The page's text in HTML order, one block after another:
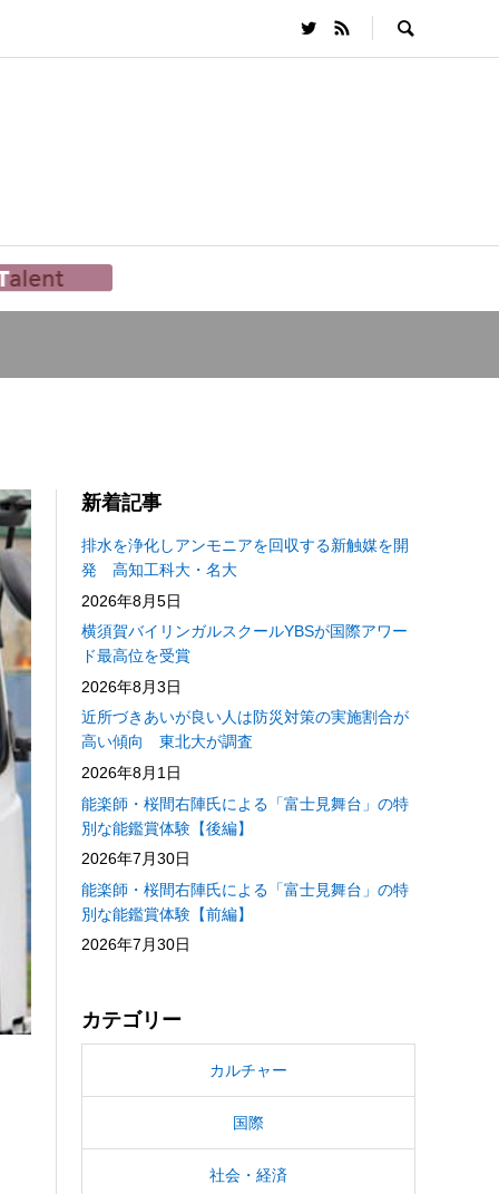
新着記事
排水を浄化しアンモニアを回収する新触媒を開
発 高知工科大・名大
2026年8月5日
横須賀バイリンガルスクールYBSが国際アワー
ド最高位を受賞
2026年8月3日
近所づきあいが良い人は防災対策の実施割合が
高い傾向 東北大が調査
2026年8月1日
能楽師・桜間右陣氏による「富士見舞台」の特
別な能鑑賞体験【後編】
2026年7月30日
能楽師・桜間右陣氏による「富士見舞台」の特
別な能鑑賞体験【前編】
2026年7月30日
カテゴリー
カルチャー
国際
社会・経済